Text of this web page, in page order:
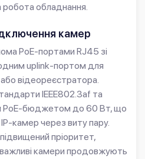
робота обладнання.
камер
PoE-портами RJ45 зі
uplink-портом для
відеореєстратора.
IEEE802.3af та
PoE-бюджетом до 60 Вт, що
камер через виту пару.
пріоритет,
камери продовжують